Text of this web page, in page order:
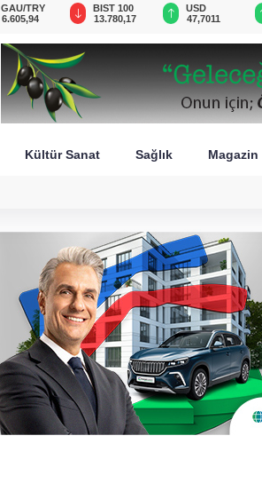
GAU/TRY
6.605,94
BIST 100
13.780,17
USD
47,7011
Kültür Sanat Sağlık Magazin